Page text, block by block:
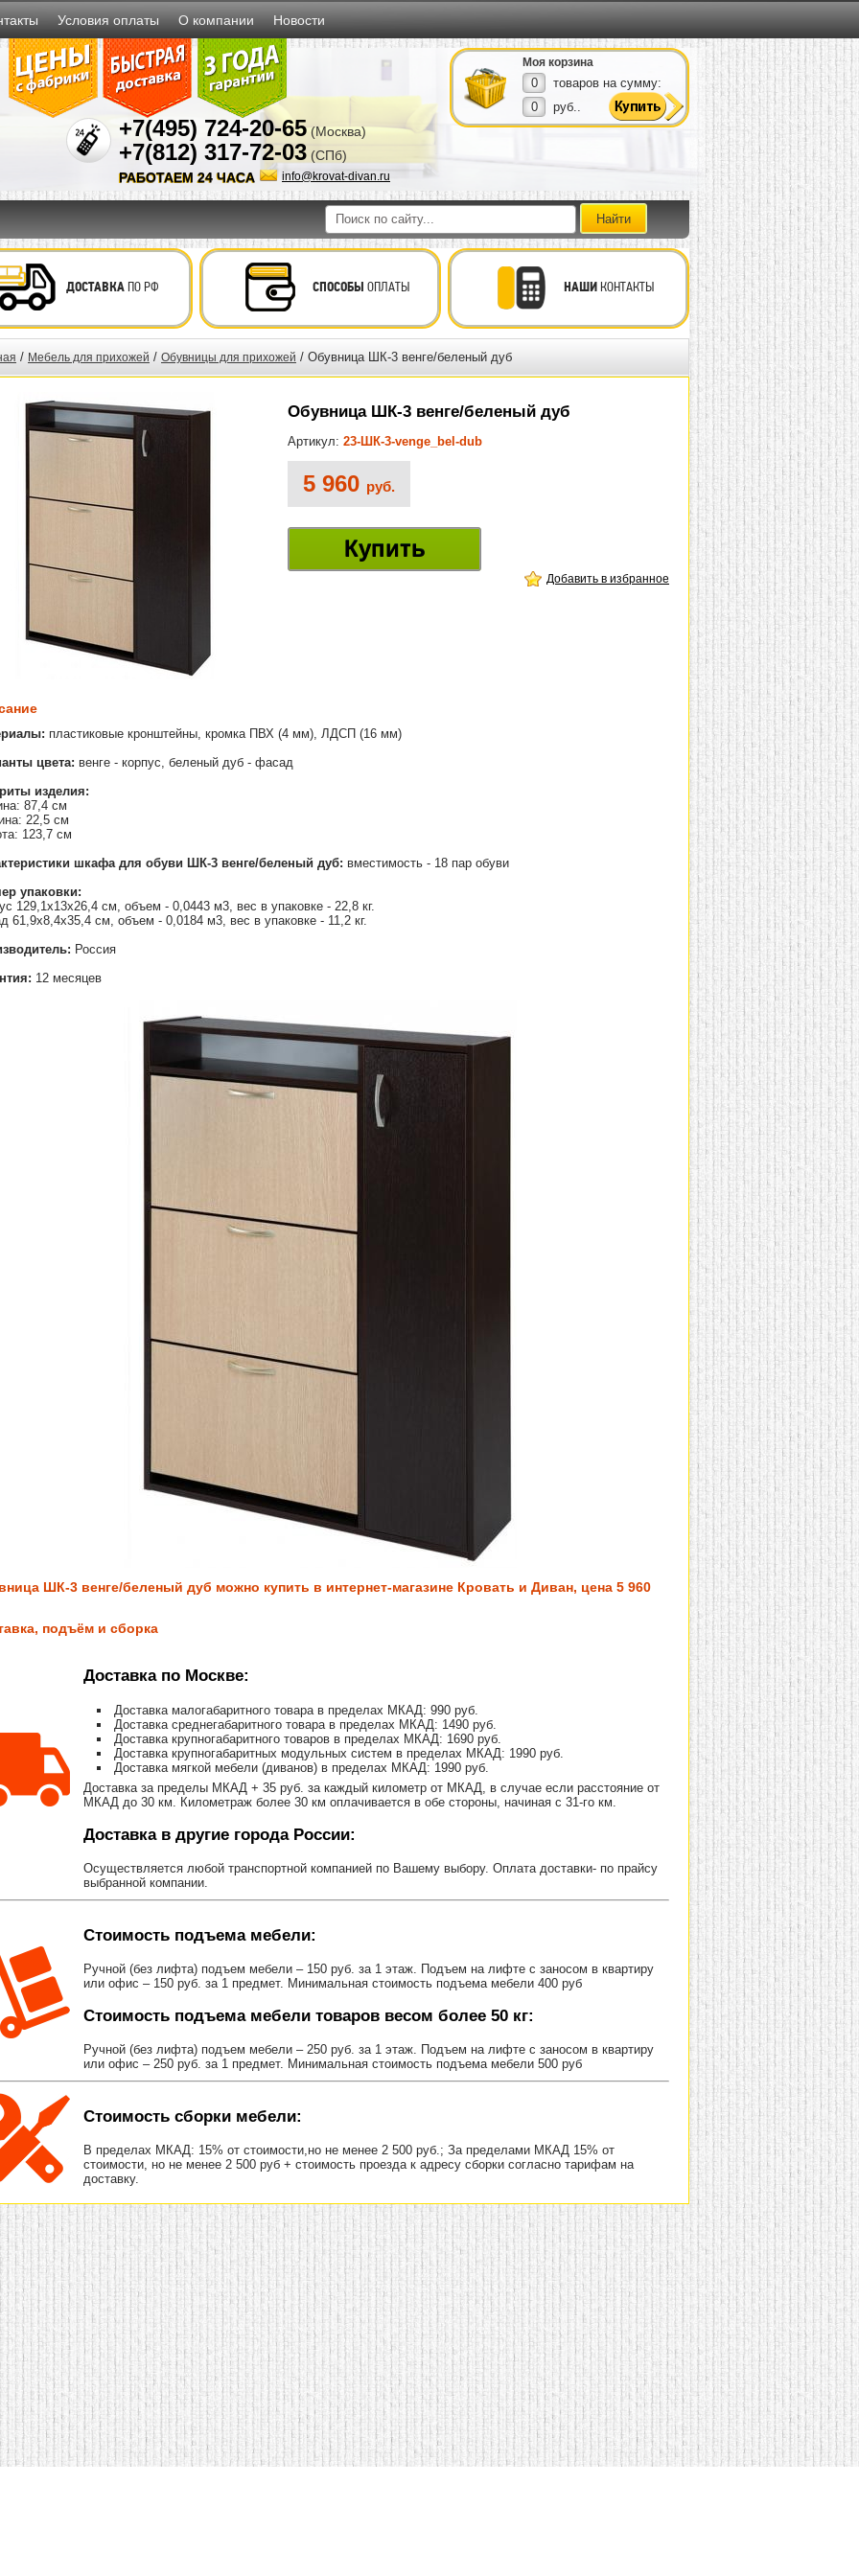
Условия оплаты О компании Новости
+7(495) 724-20-65 (Москва)
+7(812) 317-72-03 (СПб)
info@krovat-divan.ru
РАБОТАЕМ 24 ЧАСА
Моя корзина
0
товаров на сумму:
0
руб..
ДОСТАВКАПО РФ СПОСОБЫ ОПЛАТЫ НАШИКОНТАКТЫ
/ Мебель для прихожей / Обувницы для прихожей / Обувница ШК-3 венге/беленый дуб
Обувница ШК-3 венге/беленый дуб
Артикул: 23-ШК-3-venge_bel-dub
5 960 руб.
Купить
Добавить в избранное
пластиковые кронштейны, кромка ПВХ (4 мм), ЛДСП (16 мм)
цвета: венге - корпус, беленый дуб - фасад
изделия:
87,4 см
22,5 см
123,7 см
шкафа для обуви ШК-3 венге/беленый дуб: вместимость - 18 пар обуви
упаковки:
129,1х13х26,4 см, объем - 0,0443 м3, вес в упаковке - 22,8 кг.
61,9х8,4х35,4 см, объем - 0,0184 м3, вес в упаковке - 11,2 кг.
Россия
12 месяцев
ШК-3 венге/беленый дуб можно купить в интернет-магазине Кровать и Диван, цена 5 960
подъём и сборка
Доставка по Москве:
Доставка малогабаритного товара в пределах МКАД: 990 руб.
Доставка среднегабаритного товара в пределах МКАД: 1490 руб.
Доставка крупногабаритного товаров в пределах МКАД: 1690 руб.
Доставка крупногабаритных модульных систем в пределах МКАД: 1990 руб.
Доставка мягкой мебели (диванов) в пределах МКАД: 1990 руб.
Доставка за пределы МКАД + 35 руб. за каждый километр от МКАД, в случае если расстояние от
МКАД до 30 км. Километраж более 30 км оплачивается в обе стороны, начиная с 31-го км.
Доставка в другие города России:
Осуществляется любой транспортной компанией по Вашему выбору. Оплата доставки- по прайсу
выбранной компании.
Стоимость подъема мебели:
Ручной (без лифта) подъем мебели – 150 руб. за 1 этаж. Подъем на лифте с заносом в квартиру
или офис – 150 руб. за 1 предмет. Минимальная стоимость подъема мебели 400 руб
Стоимость подъема мебели товаров весом более 50 кг:
Ручной (без лифта) подъем мебели – 250 руб. за 1 этаж. Подъем на лифте с заносом в квартиру
или офис – 250 руб. за 1 предмет. Минимальная стоимость подъема мебели 500 руб
Стоимость сборки мебели:
В пределах МКАД: 15% от стоимости,но не менее 2 500 руб.; За пределами МКАД 15% от
стоимости, но не менее 2 500 руб + стоимость проезда к адресу сборки согласно тарифам на
доставку.